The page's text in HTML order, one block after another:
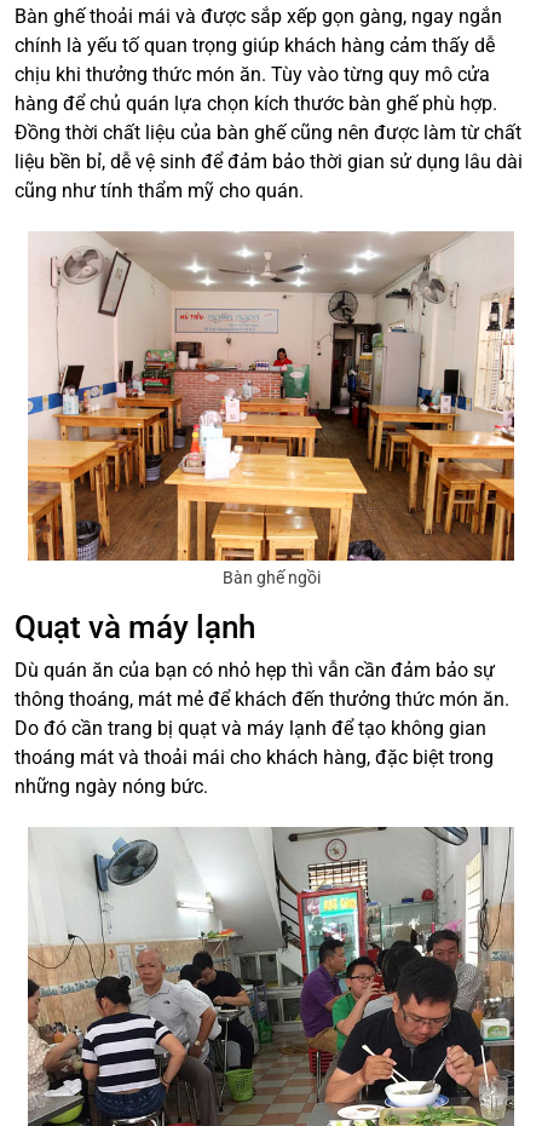
Bàn ghế thoải mái và được sắp xếp gọn gàng, ngay ngắn
chính là yếu tố quan trọng giúp khách hàng cảm thấy dễ
chịu khi thưởng thức món ăn. Tùy vào từng quy mô cửa
hàng để chủ quán lựa chọn kích thước bàn ghế phù hợp.
Đồng thời chất liệu của bàn ghế cũng nên được làm từ chất
liệu bền bỉ, dễ vệ sinh để đảm bảo thời gian sử dụng lâu dài
cũng như tính thẩm mỹ cho quán.
Bàn ghế ngồi
Quạt và máy lạnh
Dù quán ăn của bạn có nhỏ hẹp thì vẫn cần đảm bảo sự
thông thoáng, mát mẻ để khách đến thưởng thức món ăn.
Do đó cần trang bị quạt và máy lạnh để tạo không gian
thoáng mát và thoải mái cho khách hàng, đặc biệt trong
những ngày nóng bức.